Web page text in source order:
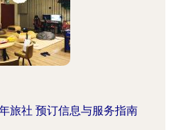
旅社 预订信息与服务指南